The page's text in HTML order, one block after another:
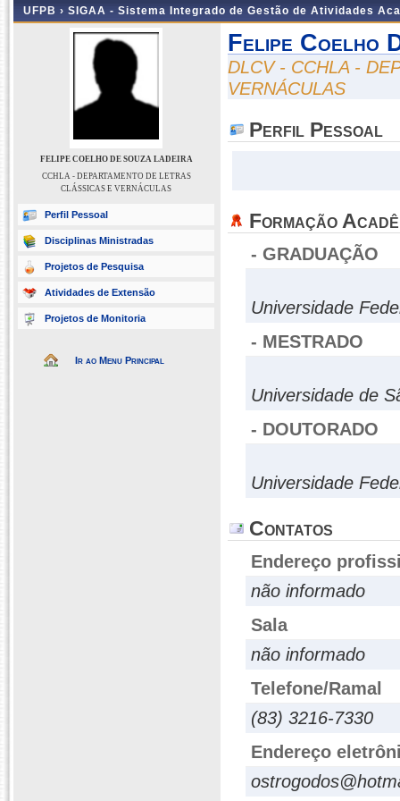
UFPB › SIGAA - Sistema Integrado de Gestão de Atividades
FELIPE COELHO DE SOUZA LADEIRA
CCHLA - DEPARTAMENTO DE LETRAS
CLÁSSICAS E VERNÁCULAS
Perfil Pessoal
Disciplinas Ministradas
Projetos de Pesquisa
Atividades de Extensão
Projetos de Monitoria
Ir ao Menu Principal
Felipe Coelho
DLCV - CCHLA -
VERNÁCULAS
Perfil Pessoal
Formação
- GRADUAÇÃO
Universidade
- MESTRADO
Universidade de
- DOUTORADO
Universidade
Contatos
Endereço
não informado
Sala
não informado
Telefone/Ramal
(83) 3216-7330
Endereço